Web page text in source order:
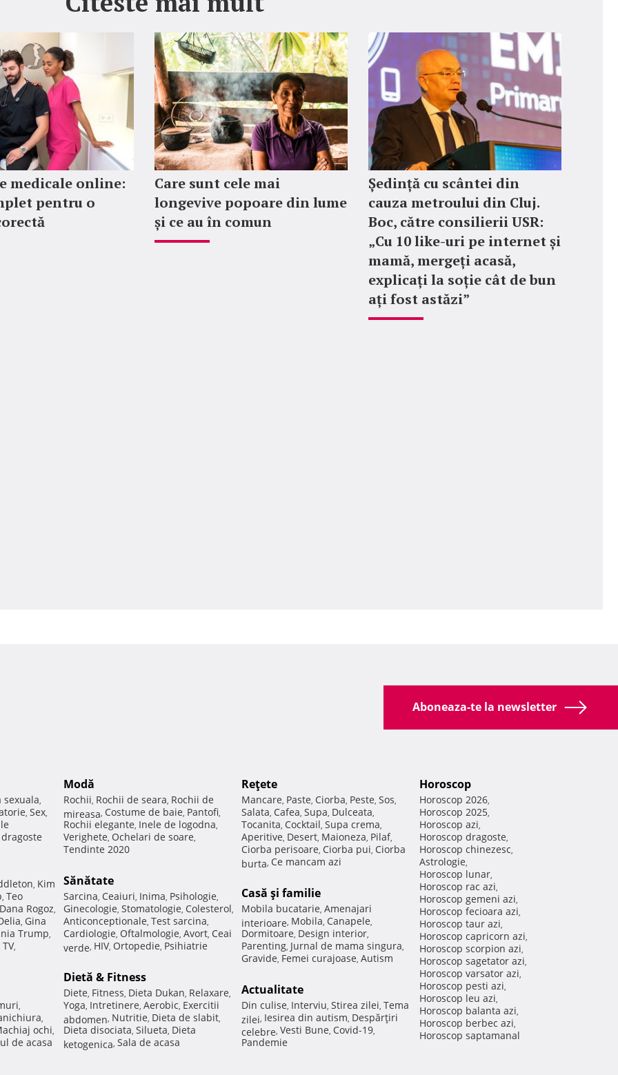
medicale online:
pentru o
Care sunt cele mai
longevive popoare din lume
și ce au în comun
Ședință cu scântei din
cauza metroului din Cluj.
Boc, către consilierii USR:
„Cu 10 like-uri pe internet și
mamă, mergeți acasă,
explicați la soție cât de bun
ați fost astăzi”
Aboneaza-te la newsletter
sexuala,
, Sex,
, Kim
, Teo
Dana Rogoz,
, Gina
Trump,
,
,
,
ochi,
de acasa
Modă
Rochii, Rochii de seara, Rochii de
mireasa, Costume de baie, Pantofi,
Rochii elegante, Inele de logodna,
Verighete, Ochelari de soare,
Tendinte 2020
Sănătate
Sarcina, Ceaiuri, Inima, Psihologie,
Ginecologie, Stomatologie, Colesterol,
Anticonceptionale, Test sarcina,
Cardiologie, Oftalmologie, Avort, Ceai
verde, HIV, Ortopedie, Psihiatrie
Dietă & Fitness
Diete, Fitness, Dieta Dukan, Relaxare,
Yoga, Intretinere, Aerobic, Exercitii
abdomen, Nutritie, Dieta de slabit,
Dieta disociata, Silueta, Dieta
ketogenica, Sala de acasa
Reţete
Mancare, Paste, Ciorba, Peste, Sos,
Salata, Cafea, Supa, Dulceata,
Tocanita, Cocktail, Supa crema,
Aperitive, Desert, Maioneza, Pilaf,
Ciorba perisoare, Ciorba pui, Ciorba
burta, Ce mancam azi
Casă şi familie
Mobila bucatarie, Amenajari
interioare, Mobila, Canapele,
Dormitoare, Design interior,
Parenting, Jurnal de mama singura,
Gravide, Femei curajoase, Autism
Actualitate
Din culise, Interviu, Stirea zilei, Tema
zilei, Iesirea din autism, Despărţiri
celebre, Vesti Bune, Covid-19,
Pandemie
Horoscop
Horoscop 2026,
Horoscop 2025,
Horoscop azi,
Horoscop dragoste,
Horoscop chinezesc,
Astrologie,
Horoscop lunar,
Horoscop rac azi,
Horoscop gemeni azi,
Horoscop fecioara azi,
Horoscop taur azi,
Horoscop capricorn azi,
Horoscop scorpion azi,
Horoscop sagetator azi,
Horoscop varsator azi,
Horoscop pesti azi,
Horoscop leu azi,
Horoscop balanta azi,
Horoscop berbec azi,
Horoscop saptamanal